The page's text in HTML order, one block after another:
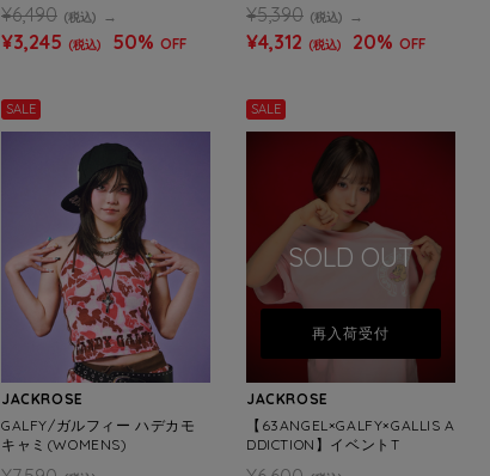
¥6,490 (税込)
¥3,245 (税込) 50% OFF
¥5,390 (税込)
¥4,312 (税込) 20% OFF
SALE
JACKROSE
GALFY/ガルフィー ハデカモ
キャミ(WOMENS)
SALE
SOLD OUT
再入荷受付
JACKROSE
【63ANGEL×GALFY×GALLIS A
DDICTION】イベントT